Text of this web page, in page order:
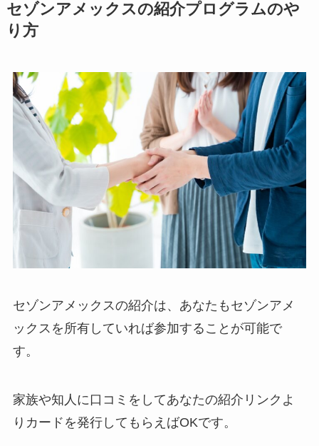
セゾンアメックスの紹介プログラムのや
り方
セゾンアメックスの紹介は、あなたもセゾンアメ
ックスを所有していれば参加することが可能で
す。
家族や知人に口コミをしてあなたの紹介リンクよ
りカードを発行してもらえばOKです。